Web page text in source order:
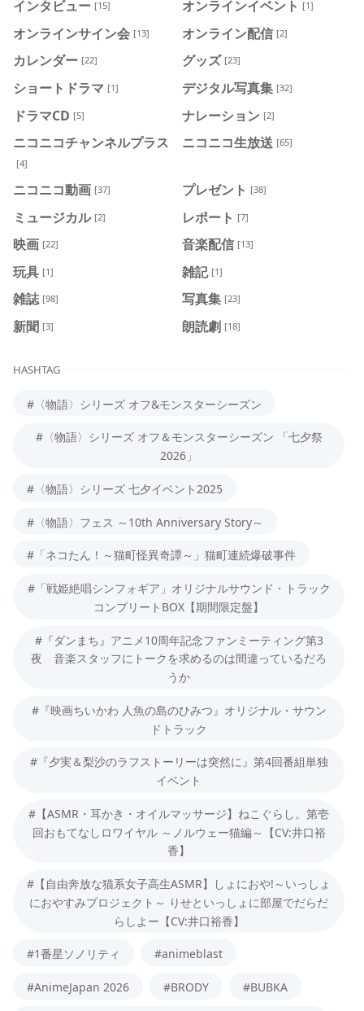
インタビュー [15] オンラインイベント [1]
オンラインサイン会 [13] オンライン配信 [2]
カレンダー [22] グッズ [23]
ショートドラマ [1] デジタル写真集 [32]
ドラマCD [5] ナレーション [2]
ニコニコチャンネルプラス
[4]
ニコニコ生放送 [65]
ニコニコ動画 [37] プレゼント [38]
ミュージカル [2] レポート [7]
映画 [22] 音楽配信 [13]
玩具 [1] 雑記 [1]
雑誌 [98] 写真集 [23]
新聞 [3] 朗読劇 [18]
HASHTAG
#〈物語〉シリーズ オフ&モンスターシーズン
#〈物語〉シリーズ オフ＆モンスターシーズン 「七夕祭
2026」
#〈物語〉シリーズ 七夕イベント2025
#〈物語〉フェス ～10th Anniversary Story～
#「ネコたん！～猫町怪異奇譚～」猫町連続爆破事件
#「戦姫絶唱シンフォギア」オリジナルサウンド・トラック
コンプリートBOX【期間限定盤】
#『ダンまち』アニメ10周年記念ファンミーティング第3
夜 音楽スタッフにトークを求めるのは間違っているだろ
うか
#『映画ちいかわ 人魚の島のひみつ』オリジナル・サウン
ドトラック
#『夕実＆梨沙のラフストーリーは突然に』第4回番組単独
イベント
#【ASMR・耳かき・オイルマッサージ】ねこぐらし。第壱
回おもてなしロワイヤル ～ノルウェー猫編～【CV:井口裕
香】
#【自由奔放な猫系女子高生ASMR】しょにおや!～いっしょ
におやすみプロジェクト～ りせといっしょに部屋でだらだ
らしよー【CV:井口裕香】
#1番星ソノリティ #animeblast
#AnimeJapan 2026 #BRODY #BUBKA